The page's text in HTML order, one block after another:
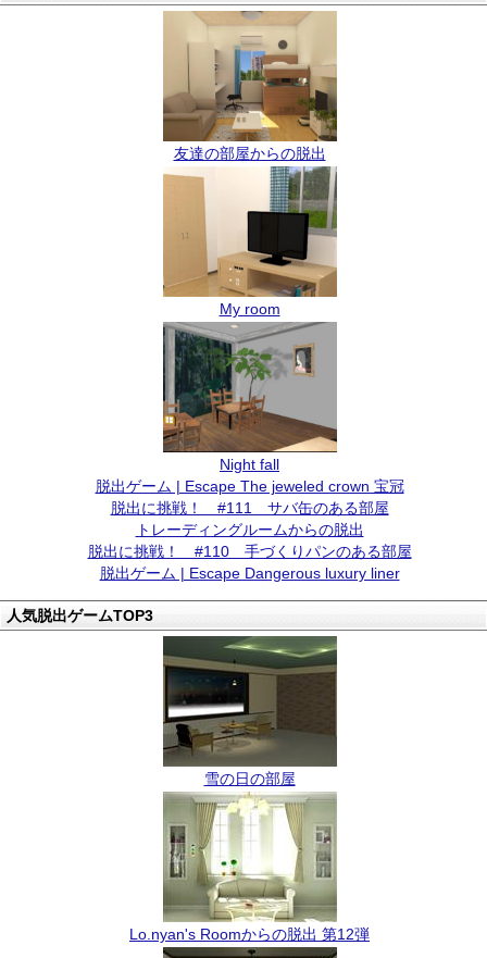
友達の部屋からの脱出
My room
Night fall
脱出ゲーム | Escape The jeweled crown 宝冠
脱出に挑戦！ #111 サバ缶のある部屋
トレーディングルームからの脱出
脱出に挑戦！ #110 手づくりパンのある部屋
脱出ゲーム | Escape Dangerous luxury liner
人気脱出ゲームTOP3
雪の日の部屋
Lo.nyan's Roomからの脱出 第12弾